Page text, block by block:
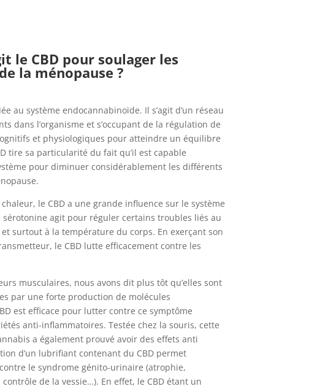
le CBD pour soulager les
la ménopause ?
au système endocannabinoïde. Il s’agit d’un réseau
dans l’organisme et s’occupant de la régulation de
et physiologiques pour atteindre un équilibre
tire sa particularité du fait qu’il est capable
pour diminuer considérablement les différents
le CBD a une grande influence sur le système
agit pour réguler certains troubles liés au
surtout à la température du corps. En exerçant son
le CBD lutte efficacement contre les
musculaires, nous avons dit plus tôt qu’elles sont
par une forte production de molécules
est efficace pour lutter contre ce symptôme
anti-inflammatoires. Testée chez la souris, cette
a également prouvé avoir des effets anti
d’un lubrifiant contenant du CBD permet
le syndrome génito-urinaire (atrophie,
de la vessie…). En effet, le CBD étant un